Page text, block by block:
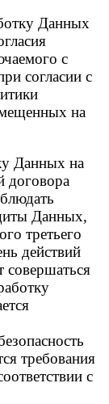
Данных
с
согласии с
на
Данных на
договора
Данных,
третьего
действий
требования
с